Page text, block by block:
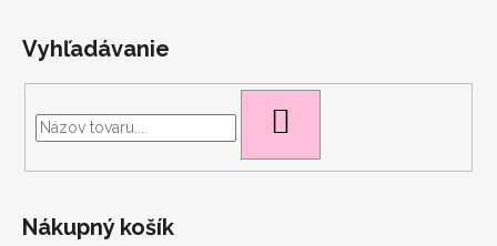
Vyhľadávanie
Nákupný košík